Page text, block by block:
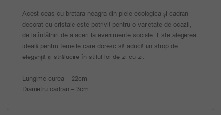
Acest ceas cu bratara neagra din piele ecologica și cadran
decorat cu cristale este potrivit pentru o varietate de ocazii,
de la întâlniri de afaceri la evenimente sociale. Este alegerea
ideală pentru femeile care doresc să aducă un strop de
eleganță și strălucire în stilul lor de zi cu zi.
Lungime curea – 22cm
Diametru cadran – 3cm